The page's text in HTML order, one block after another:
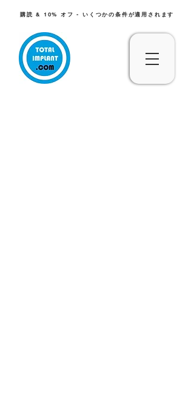
購読 & 10% オフ - いくつかの条件が適用されます